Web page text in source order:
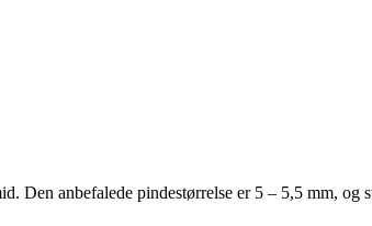
anbefalede pindestørrelse er 5 – 5,5 mm, og